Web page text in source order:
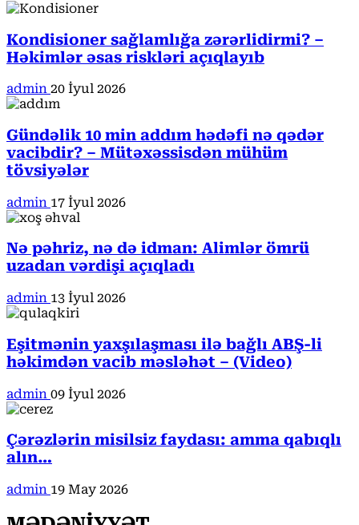
Kondisioner sağlamlığa zərərlidirmi? –
Həkimlər əsas riskləri açıqlayıb
admin 20 İyul 2026
Gündəlik 10 min addım hədəfi nə qədər
vacibdir? – Mütəxəssisdən mühüm
tövsiyələr
admin 17 İyul 2026
Nə pəhriz, nə də idman: Alimlər ömrü
uzadan vərdişi açıqladı
admin 13 İyul 2026
Eşitmənin yaxşılaşması ilə bağlı ABŞ-li
həkimdən vacib məsləhət – (Video)
admin 09 İyul 2026
Çərəzlərin misilsiz faydası: amma qabıqlı
alın…
admin 19 May 2026